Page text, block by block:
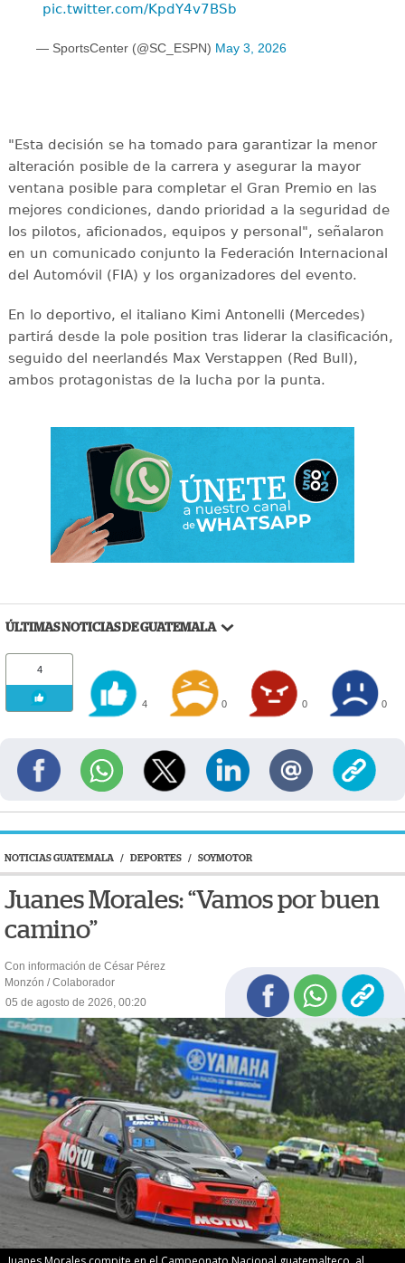
pic.twitter.com/KpdY4v7BSb
— SportsCenter (@SC_ESPN) May 3, 2026
"Esta decisión se ha tomado para garantizar la menor
alteración posible de la carrera y asegurar la mayor
ventana posible para completar el Gran Premio en las
mejores condiciones, dando prioridad a la seguridad de
los pilotos, aficionados, equipos y personal", señalaron
en un comunicado conjunto la Federación Internacional
del Automóvil (FIA) y los organizadores del evento.
En lo deportivo, el italiano Kimi Antonelli (Mercedes)
partirá desde la pole position tras liderar la clasificación,
seguido del neerlandés Max Verstappen (Red Bull),
ambos protagonistas de la lucha por la punta.
ÚLTIMAS NOTICIAS DE GUATEMALA
4
4 0 0 0
NOTICIAS GUATEMALA / DEPORTES / SOYMOTOR
Juanes Morales: “Vamos por buen
camino”
Con información de César Pérez
Monzón / Colaborador
05 de agosto de 2026, 00:20